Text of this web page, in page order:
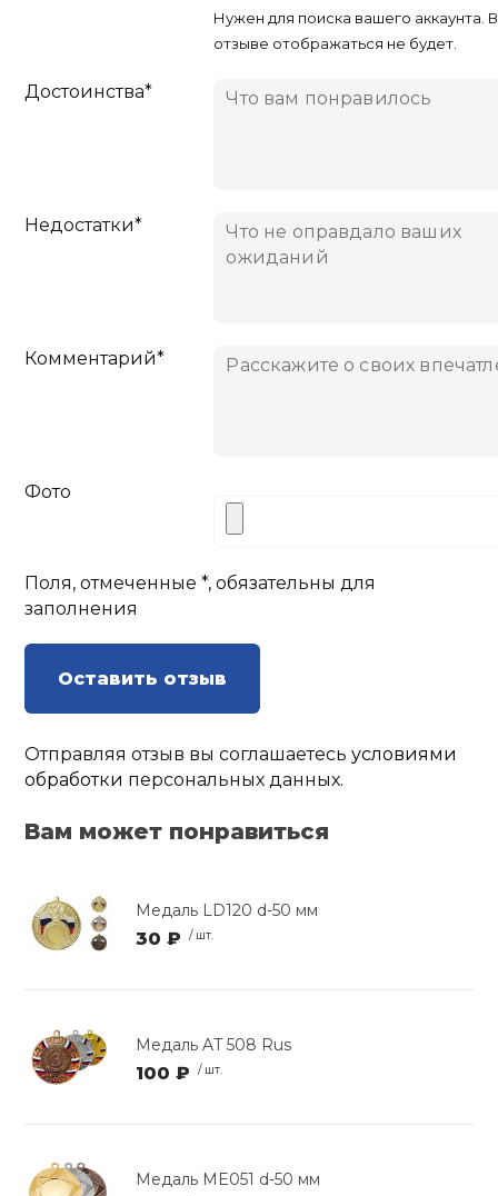
Нужен для поиска вашего аккаунта. В
отзыве отображаться не будет.
Достоинства*
Недостатки*
Комментарий*
Фото
Поля, отмеченные *, обязательны для
заполнения
Оставить отзыв
Отправляя отзыв вы соглашаетесьусловиями
обработки персональных данных.
Вам может понравиться
Медаль LD120 d-50 мм
30 ₽ / шт.
Медаль AT 508 Rus
100 ₽ / шт.
Медаль ME051 d-50 мм